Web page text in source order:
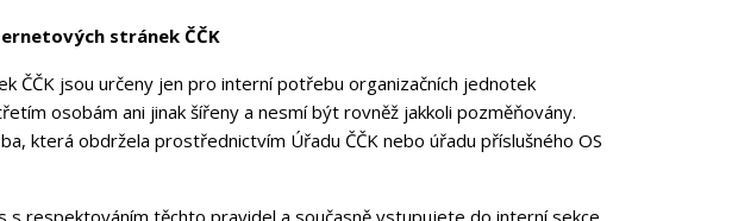
stránek ČČK
ČČK jsou určeny jen pro interní potřebu organizačních jednotek
osobám ani jinak šířeny a nesmí být rovněž jakkoli pozměňovány.
která obdržela prostřednictvím Úřadu ČČK nebo úřadu příslušného OS
s respektováním těchto pravidel a současně vstupujete do interní sekce.